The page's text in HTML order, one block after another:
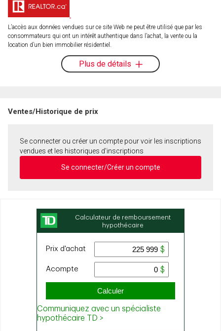
L’accès aux données vendues sur ce site Web ne peut être utilisé que par les
consommateurs qui ont un intérêt authentique dans l’achat, la vente ou la
location d’un bien immobilier résidentiel.
Plus de détails
Ventes/Historique de prix
Se connecter ou créer un compte pour voir les inscriptions
vendues et les historiques d'inscriptions
Se connecter/Créer un compte